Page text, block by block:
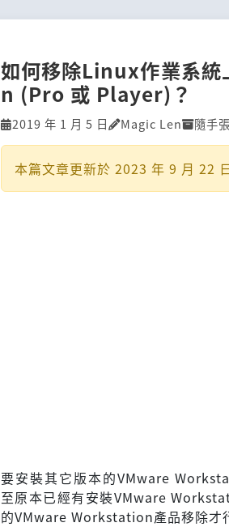
如何移除Linux作業系
n (Pro 或 Player)？
2019 年 1 月 5 日 Magic Len 隨手
本篇文章更新於 2023 年 9 月 22
要安裝其它版本的VMware
至原本已經有安裝VMware
的VMware Workstation產品移除才